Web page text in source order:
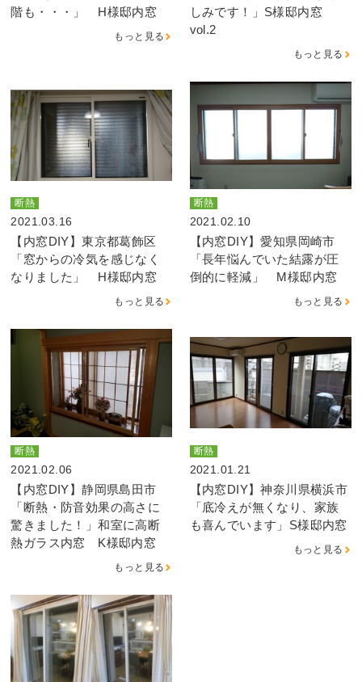
階も・・・」 H様邸内窓
もっと見る
しみです！」S様邸内窓
vol.2
もっと見る
断熱
2021.03.16
【内窓DIY】東京都葛飾区
「窓からの冷気を感じなく
なりました」 H様邸内窓
もっと見る
断熱
2021.02.10
【内窓DIY】愛知県岡崎市
「長年悩んでいた結露が圧
倒的に軽減」 M様邸内窓
もっと見る
断熱
2021.02.06
【内窓DIY】静岡県島田市
「断熱・防音効果の高さに
驚きました！」和室に高断
熱ガラス内窓 K様邸内窓
もっと見る
断熱
2021.01.21
【内窓DIY】神奈川県横浜市
「底冷えが無くなり、家族
も喜んでいます」S様邸内窓
もっと見る